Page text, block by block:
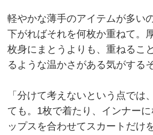
軽やかな薄手のアイテムが多い
下がればそれを何枚か重ねて。
枚身にまとうよりも、重ねるこ
るような温かさがある気がするそ
「分けて考えないという点では
ても。1枚で着たり、インナーに
ップスを合わせてスカートだけ